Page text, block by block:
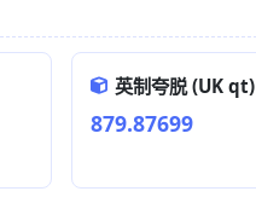
英制夸脱 (UK qt)
879.87699